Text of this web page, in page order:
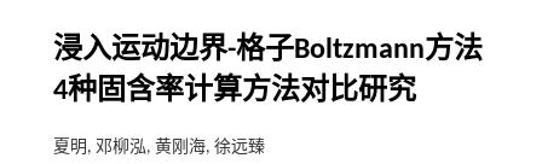
浸入运动边界-格子Boltzmann方法
4种固含率计算方法对比研究
夏明, 邓柳泓, 黄刚海, 徐远臻